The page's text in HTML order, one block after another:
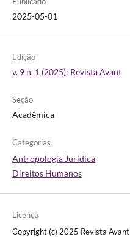
2025-05-01
Edição
v. 9 n. 1 (2025): Revista Avant
Seção
Acadêmica
Categorias
Antropologia Jurídica
Direitos Humanos
Licença
Copyright (c) 2025 Revista Avant